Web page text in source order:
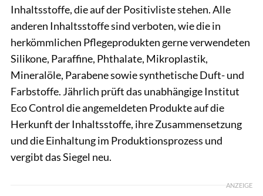
Inhaltsstoffe, die auf der Positivliste stehen. Alle
anderen Inhaltsstoffe sind verboten, wie die in
herkömmlichen Pflegeprodukten gerne verwendeten
Silikone, Paraffine, Phthalate, Mikroplastik,
Mineralöle, Parabene sowie synthetische Duft- und
Farbstoffe. Jährlich prüft das unabhängige Institut
Eco Control die angemeldeten Produkte auf die
Herkunft der Inhaltsstoffe, ihre Zusammensetzung
und die Einhaltung im Produktionsprozess und
vergibt das Siegel neu.
ANZEIGE